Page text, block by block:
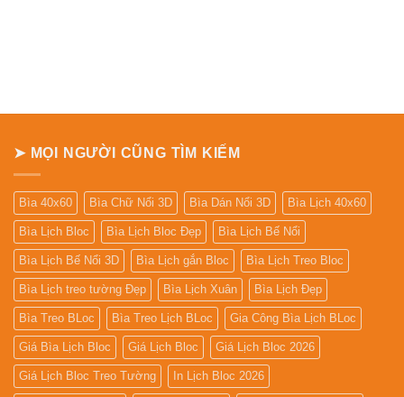
➤ MỌI NGƯỜI CŨNG TÌM KIẾM
Bìa 40x60 Bìa Chữ Nổi 3D Bìa Dán Nổi 3D Bìa Lịch 40x60
Bìa Lịch Bloc Bìa Lịch Bloc Đẹp Bìa Lịch Bế Nổi
Bìa Lịch Bế Nổi 3D Bìa Lịch gắn Bloc Bìa Lịch Treo Bloc
Bìa Lịch treo tường Đẹp Bìa Lịch Xuân Bìa Lịch Đẹp
Bìa Treo BLoc Bìa Treo Lịch BLoc Gia Công Bìa Lịch BLoc
Giá Bìa Lịch Bloc Giá Lịch Bloc Giá Lịch Bloc 2026
Giá Lịch Bloc Treo Tường In Lịch Bloc 2026